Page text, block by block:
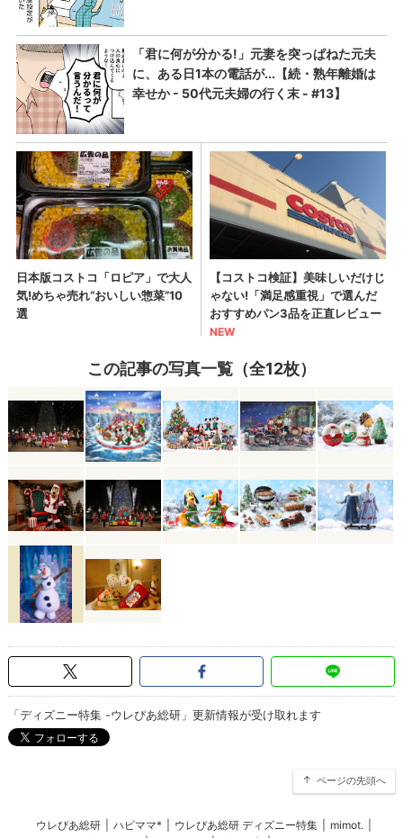
この記事の写真一覧（全12枚）
「ディズニー特集 -ウレぴあ総研」更新情報が受け取れます
ページの先頭へ
ウレぴあ総研 ハピママ* ウレぴあ総研 ディズニー特集 mimot.